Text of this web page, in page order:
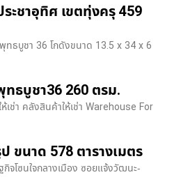
ระชาอุทิศ เขตทุ่งครุ 459
พุทธบูชา 36 โกดังขนาด 13.5 x 34 x 6
ทธบูชา36 260 ตรม.
ห้เช่า คลังสินค้าให้เช่า Warehouse For
ขนาด 578 ตารางเมตร
จโซนใจกลางเมือง ซอยแจ้งวัฒนะ-